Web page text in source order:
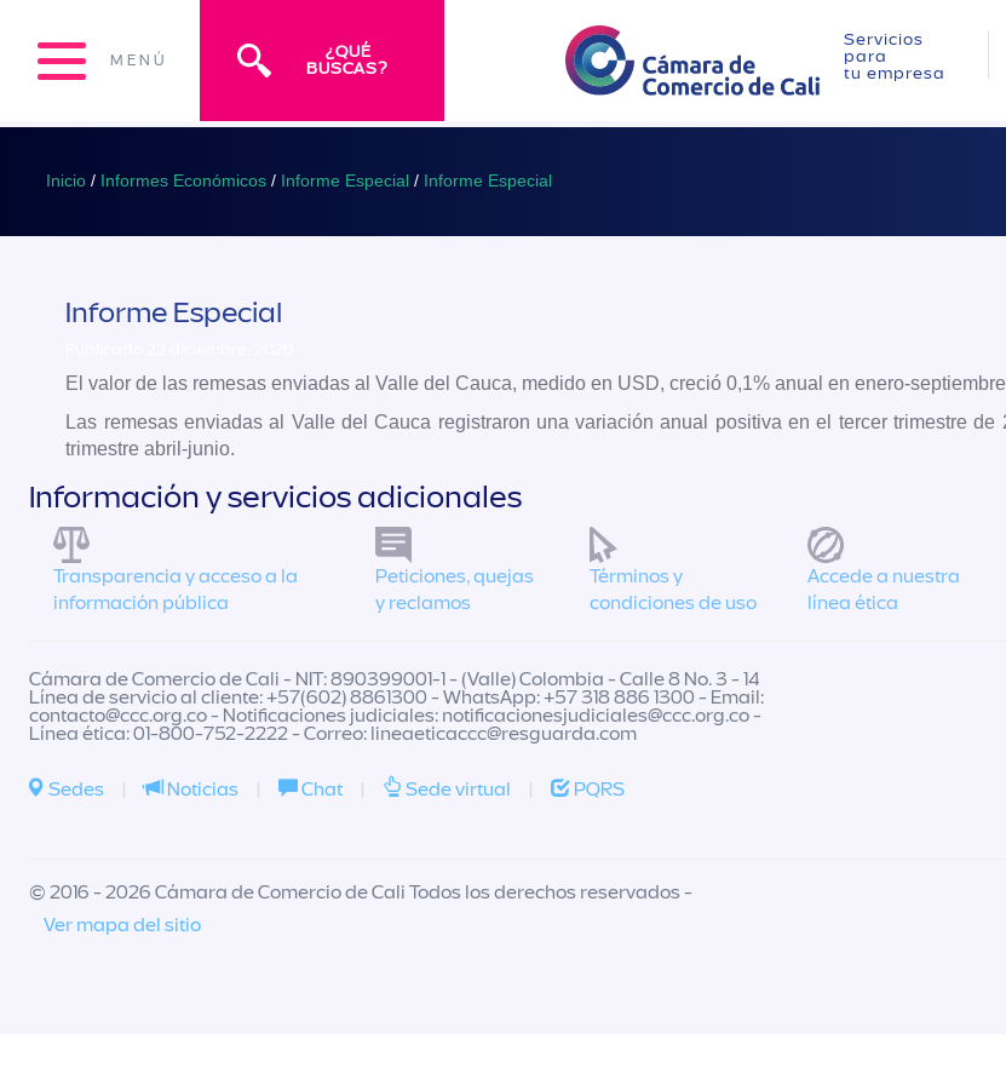
MENÚ
¿QUÉ
BUSCAS?
Servicios
para
tu empresa
Inicio / Informes Económicos / Informe Especial / Informe Especial
Informe Especial
El valor de las remesas enviadas al Valle del Cauca, medido en USD, creció 0,1% anual en enero-
Las remesas enviadas al Valle del Cauca registraron una variación anual positiva en el tercer trimestre
trimestre abril-junio.
Información y servicios adicionales
Transparencia y acceso a la
información pública
Peticiones, quejas
y reclamos
Términos y
condiciones de uso
Accede a nuestra
línea ética
Cámara de Comercio de Cali - NIT: 890399001-1 - (Valle) Colombia - Calle 8 No. 3 - 14
Línea de servicio al cliente: +57(602) 8861300 - WhatsApp: +57 318 886 1300 - Email:
contacto@ccc.org.co- Notificaciones judiciales: notificacionesjudiciales@ccc.org.co-
Línea ética: 01-800-752-2222 - Correo: lineaeticaccc@resguarda.com
Sedes | Noticias | Chat | Sede virtual | PQRS
© 2016 - 2026 Cámara de Comercio de Cali Todos los derechos reservados -
Ver mapa del sitio